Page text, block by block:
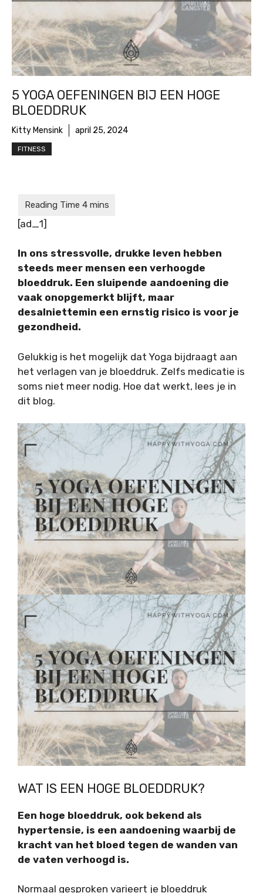
5 YOGA OEFENINGEN BIJ EEN HOGE
BLOEDDRUK
Kitty Mensink april 25, 2024
FITNESS
[ad_1]
In ons stressvolle, drukke leven hebben
steeds meer mensen een verhoogde
bloeddruk. Een sluipende aandoening die
vaak onopgemerkt blijft, maar
desalniettemin een ernstig risico is voor je
gezondheid.
Gelukkig is het mogelijk dat Yoga bijdraagt aan
het verlagen van je bloeddruk. Zelfs medicatie is
soms niet meer nodig. Hoe dat werkt, lees je in
dit blog.
WAT IS EEN HOGE BLOEDDRUK?
Een hoge bloeddruk, ook bekend als
hypertensie, is een aandoening waarbij de
kracht van het bloed tegen de wanden van
de vaten verhoogd is.
Normaal gesproken varieert je bloeddruk